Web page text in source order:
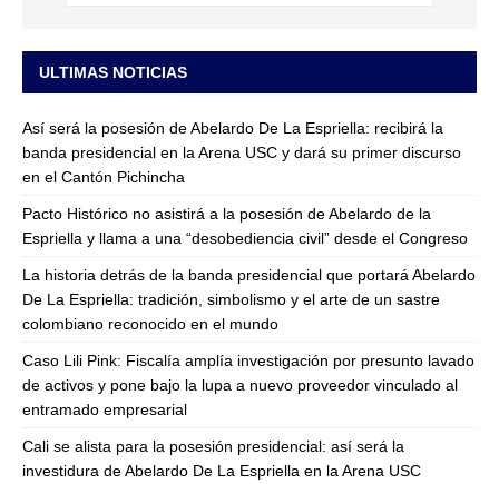
ULTIMAS NOTICIAS
Así será la posesión de Abelardo De La Espriella: recibirá la
banda presidencial en la Arena USC y dará su primer discurso
en el Cantón Pichincha
Pacto Histórico no asistirá a la posesión de Abelardo de la
Espriella y llama a una “desobediencia civil” desde el Congreso
La historia detrás de la banda presidencial que portará Abelardo
De La Espriella: tradición, simbolismo y el arte de un sastre
colombiano reconocido en el mundo
Caso Lili Pink: Fiscalía amplía investigación por presunto lavado
de activos y pone bajo la lupa a nuevo proveedor vinculado al
entramado empresarial
Cali se alista para la posesión presidencial: así será la
investidura de Abelardo De La Espriella en la Arena USC